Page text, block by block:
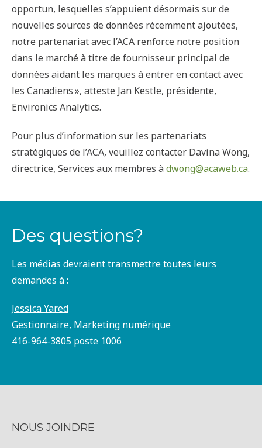
opportun, lesquelles s’appuient désormais sur de
nouvelles sources de données récemment ajoutées,
notre partenariat avec l’ACA renforce notre position
dans le marché à titre de fournisseur principal de
données aidant les marques à entrer en contact avec
les Canadiens », atteste Jan Kestle, présidente,
Environics Analytics.
Pour plus d’information sur les partenariats
stratégiques de l’ACA, veuillez contacter Davina Wong,
directrice, Services aux membres àdwong@acaweb.ca.
Des questions?
Les médias devraient transmettre toutes leurs
demandes à :
Jessica Yared
Gestionnaire, Marketing numérique
416-964-3805 poste 1006
NOUS JOINDRE